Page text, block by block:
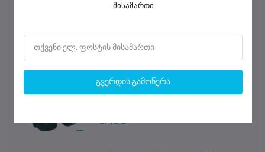
2.50 ₾
6.40 ₾
მისამართი
გვერდის გამოწერა